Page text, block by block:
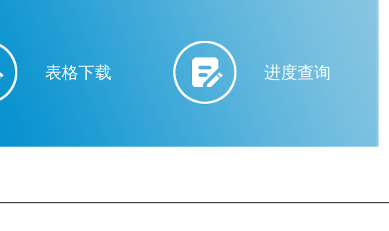
表格下载 进度查询